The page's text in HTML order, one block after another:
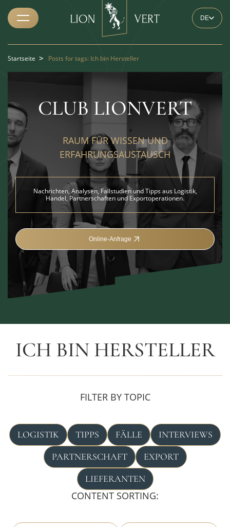
DE
Startseite > Posts for tags: Ich bin Hersteller
CLUB LIONVERT
RAUM FÜR WISSEN UND
ERFAHRUNGSAUSTAUSCH
Nachrichten, Analysen, Fallstudien und Tipps aus Logistik,
Handel, Partnerschaften und Exportoperationen.
Online-Anfrage
ICH BIN HERSTELLER
FILTER BY TOPIC
LOGISTIK TIPPS FÄLLE
INTERVIEWS
PARTNERSCHAFT
EXPORT
LIEFERANTEN
CONTENT SORTING: